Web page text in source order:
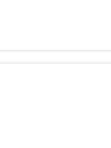
भर में बिजली प्रवाह का